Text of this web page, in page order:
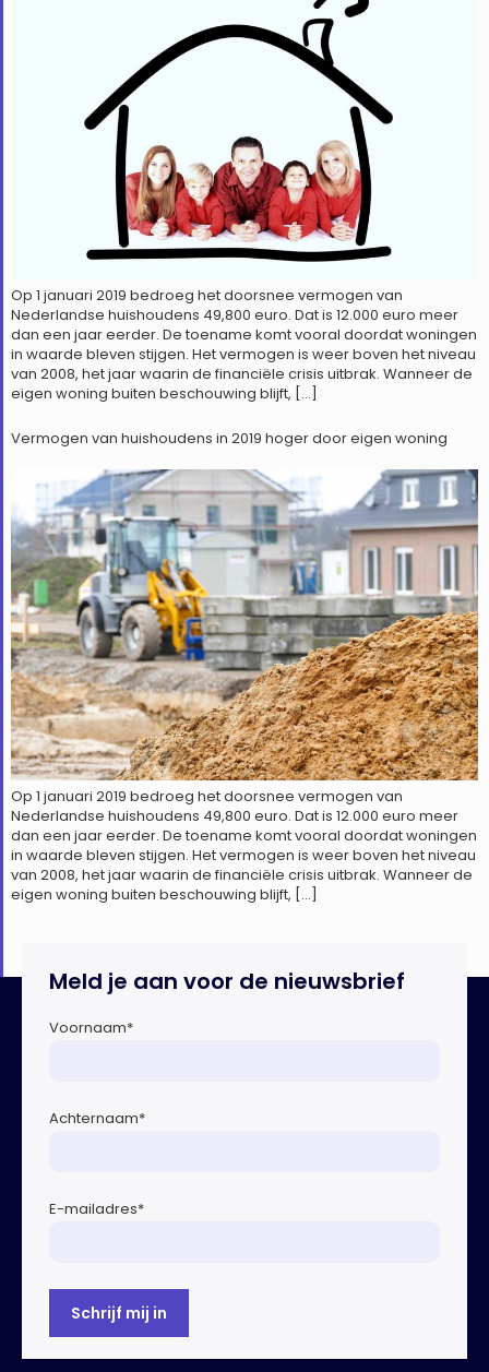
Op 1 januari 2019 bedroeg het doorsnee vermogen van
Nederlandse huishoudens 49,800 euro. Dat is 12.000 euro meer
dan een jaar eerder. De toename komt vooral doordat woningen
in waarde bleven stijgen. Het vermogen is weer boven het niveau
van 2008, het jaar waarin de financiële crisis uitbrak. Wanneer de
eigen woning buiten beschouwing blijft, […]
Vermogen van huishoudens in 2019 hoger door eigen woning
Op 1 januari 2019 bedroeg het doorsnee vermogen van
Nederlandse huishoudens 49,800 euro. Dat is 12.000 euro meer
dan een jaar eerder. De toename komt vooral doordat woningen
in waarde bleven stijgen. Het vermogen is weer boven het niveau
van 2008, het jaar waarin de financiële crisis uitbrak. Wanneer de
eigen woning buiten beschouwing blijft, […]
Meld je aan voor de nieuwsbrief
Voornaam*
Achternaam*
E-mailadres*